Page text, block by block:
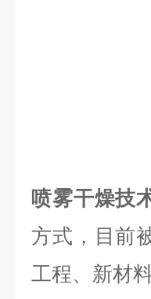
喷雾干燥技
方式，目前
工程、新材